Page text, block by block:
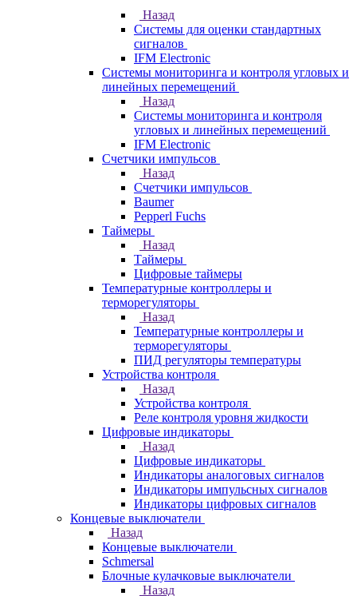
Назад
Системы для оценки стандартных
сигналов
IFM Electronic
Системы мониторинга и контроля угловых и
линейных перемещений
Назад
Системы мониторинга и контроля
угловых и линейных перемещений
IFM Electronic
Счетчики импульсов
Назад
Счетчики импульсов
Baumer
Pepperl Fuchs
Таймеры
Назад
Таймеры
Цифровые таймеры
Температурные контроллеры и
терморегуляторы
Назад
Температурные контроллеры и
терморегуляторы
ПИД регуляторы температуры
Устройства контроля
Назад
Устройства контроля
Реле контроля уровня жидкости
Цифровые индикаторы
Назад
Цифровые индикаторы
Индикаторы аналоговых сигналов
Индикаторы импульсных сигналов
Индикаторы цифровых сигналов
Концевые выключатели
Назад
Концевые выключатели
Schmersal
Блочные кулачковые выключатели
Назад